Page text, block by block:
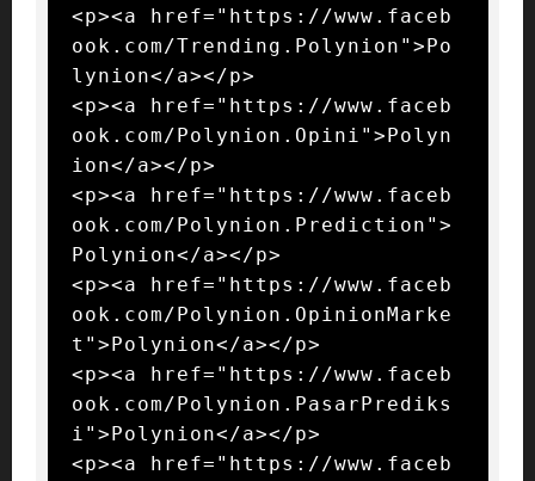
<p><a href="https://www.faceb
ook.com/Trending.Polynion">Po
lynion</a></p>
<p><a href="https://www.faceb
ook.com/Polynion.Opini">Polyn
ion</a></p>
<p><a href="https://www.faceb
ook.com/Polynion.Prediction">
Polynion</a></p>
<p><a href="https://www.faceb
ook.com/Polynion.OpinionMarke
t">Polynion</a></p>
<p><a href="https://www.faceb
ook.com/Polynion.PasarPrediks
i">Polynion</a></p>
<p><a href="https://www.faceb